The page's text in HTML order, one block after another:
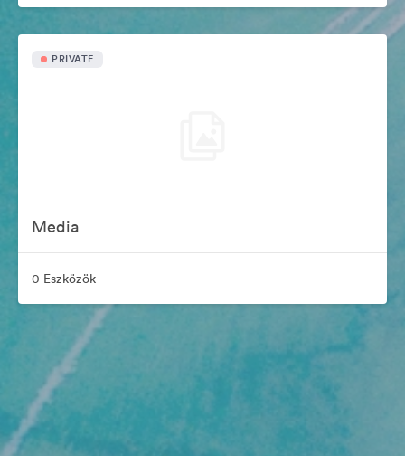
PRIVATE
Media
0 Eszközök